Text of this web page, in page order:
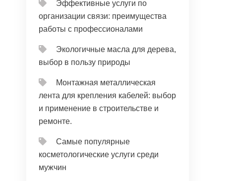
Эффективные услуги по
организации связи: преимущества
работы с профессионалами
Экологичные масла для дерева,
выбор в пользу природы
Монтажная металлическая
лента для крепления кабелей: выбор
и применение в строительстве и
ремонте.
Самые популярные
косметологические услуги среди
мужчин